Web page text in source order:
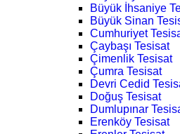
Büyük İhsaniye
Büyük Sinan
Cumhuriyet
Çaybaşı Tesisat
Çimenlik Tesisat
Çumra Tesisat
Devri Cedid
Doğuş Tesisat
Dumlupınar
Erenköy Tesisat